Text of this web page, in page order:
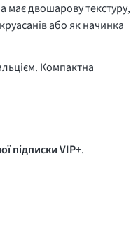
двошарову текстуру,
або як начинка
Компактна
підписки VIP+.